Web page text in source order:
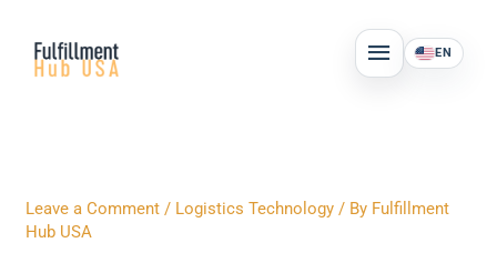
content
MAIN
MENU
EN
Leave a Comment / Logistics Technology / By Fulfillment
Hub USA